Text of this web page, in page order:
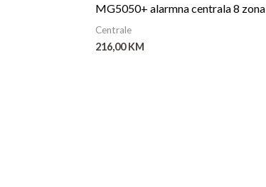
MG5050+ alarmna centrala 8 zona
Centrale
216,00KM